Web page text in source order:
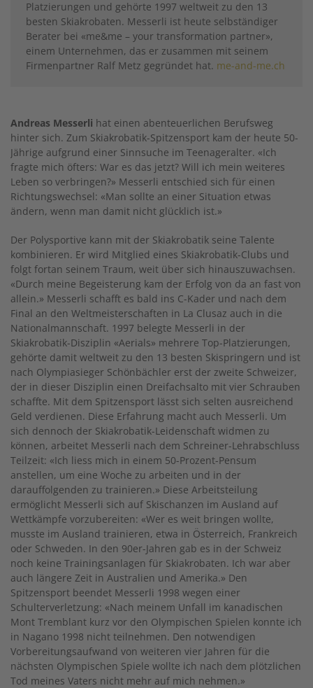
Platzierungen und gehörte 1997 weltweit zu den 13
besten Skiakrobaten. Messerli ist heute selbständiger
Berater bei «me&me – your transformation partner»,
einem Unternehmen, das er zusammen mit seinem
Firmenpartner Ralf Metz gegründet hat. me-and-me.ch
Andreas Messerli hat einen abenteuerlichen Berufsweg
hinter sich. Zum Skiakrobatik-Spitzensport kam der heute 50-
Jährige aufgrund einer Sinnsuche im Teenageralter. «Ich
fragte mich öfters: War es das jetzt? Will ich mein weiteres
Leben so verbringen?» Messerli entschied sich für einen
Richtungswechsel: «Man sollte an einer Situation etwas
ändern, wenn man damit nicht glücklich ist.»
Der Polysportive kann mit der Skiakrobatik seine Talente
kombinieren. Er wird Mitglied eines Ski­akrobatik-Clubs und
folgt fortan seinem Traum, weit über sich hinauszuwachsen.
«Durch meine Begeisterung kam der Erfolg von da an fast von
allein.» Messerli schafft es bald ins C-Kader und nach dem
Final an den Weltmeisterschaften in La Clusaz auch in die
Nationalmannschaft. 1997 belegte Messerli in der
Skiakrobatik-Disziplin «Aerials» mehrere Top-Platzierungen,
gehörte damit weltweit zu den 13 besten Skispringern und ist
nach Olympiasieger Schönbächler erst der zweite Schweizer,
der in dieser Disziplin einen Dreifachsalto mit vier Schrauben
schaffte. Mit dem Spitzensport lässt sich selten ausreichend
Geld verdienen. Diese Erfahrung macht auch Messerli. Um
sich dennoch der Skiakrobatik-Leidenschaft widmen zu
können, arbeitet Messerli nach dem Schreiner-Lehrabschluss
Teilzeit: «Ich liess mich in einem 50-Prozent-Pensum
anstellen, um eine Woche zu arbeiten und in der
darauffolgenden zu trainieren.» Diese Arbeitsteilung
ermöglicht Messerli sich auf Skischanzen im Ausland auf
Wettkämpfe vorzubereiten: «Wer es weit bringen wollte,
musste im Ausland trainieren, etwa in Österreich, Frankreich
oder Schweden. In den 90er-Jahren gab es in der Schweiz
noch keine Trainingsanlagen für Skiakrobaten. Ich war aber
auch längere Zeit in Australien und Amerika.» Den
Spitzensport beendet Messerli 1998 wegen einer
Schulterverletzung: «Nach meinem Unfall im kanadischen
Mont Tremblant kurz vor den Olympischen Spielen konnte ich
in Nagano 1998 nicht teilnehmen. Den notwendigen
Vorbereitungsaufwand von weiteren vier Jahren für die
nächsten Olympischen Spiele wollte ich nach dem plötzlichen
Tod meines Vaters nicht mehr auf mich nehmen.»